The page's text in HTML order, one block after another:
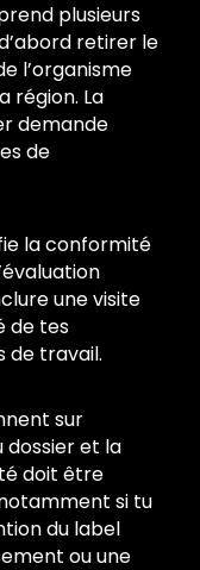
plusieurs
retirer le
l’organisme
région. La
demande
de
la conformité
une visite
de tes
de travail.
sur
dossier et la
doit être
si tu
du label
ou une